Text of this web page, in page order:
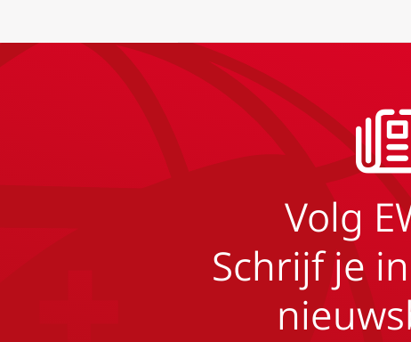
Volg
Schrijf je